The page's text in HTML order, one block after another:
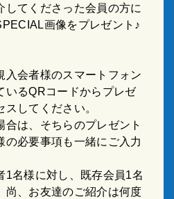
してくださった会員の方に
画像をプレゼント♪
会者様のスマートフォン
いるQRコードからプレゼ
してください。
は、そちらのプレゼント
の必要事項も一緒にご入力
名様に対し、既存会員1名
尚、お友達のご紹介は何度